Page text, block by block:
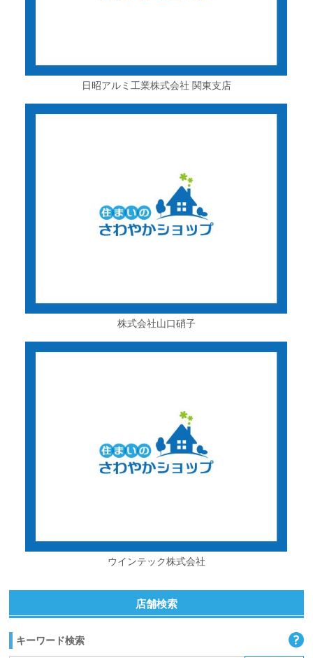
日昭アルミ工業株式会社 関東支店
株式会社山口硝子
ウインテック株式会社
店舗検索
キーワード検索